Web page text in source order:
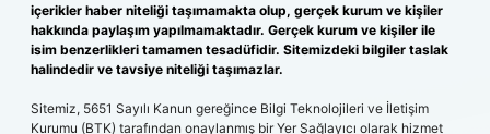
içerikler haber niteliği taşımamakta olup, gerçek kurum ve kişiler
hakkında paylaşım yapılmamaktadır. Gerçek kurum ve kişiler ile
isim benzerlikleri tamamen tesadüfidir. Sitemizdeki bilgiler taslak
halindedir ve tavsiye niteliği taşımazlar.
Sitemiz, 5651 Sayılı Kanun gereğince Bilgi Teknolojileri ve İletişim
Kurumu (BTK) tarafından onaylanmış bir Yer Sağlayıcı olarak hizmet